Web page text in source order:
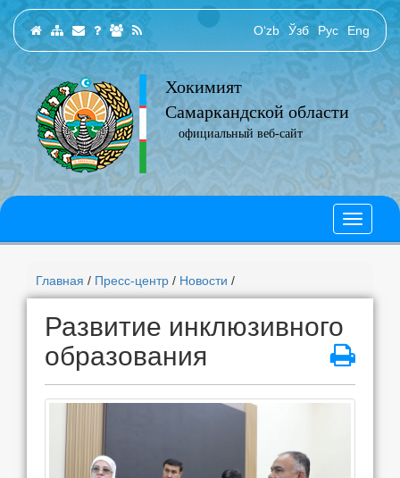
O‘zb Ўзб Рус Eng
Хокимият
Самаркандской области
официальный веб-сайт
Главная / Пресс-центр / Новости /
Развитие инклюзивного
образования